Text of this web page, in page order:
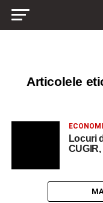
Articolele
Locuri